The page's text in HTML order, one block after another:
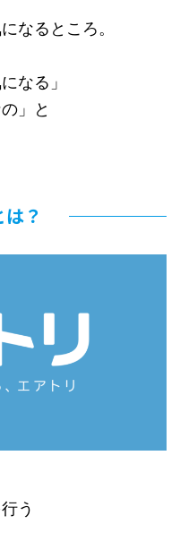
なるところ。
なる」
」と
？
う